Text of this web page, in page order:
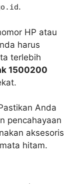
.
HP atau
harus
terlebih
1500200
Anda
pencahayaan
aksesoris
hitam.